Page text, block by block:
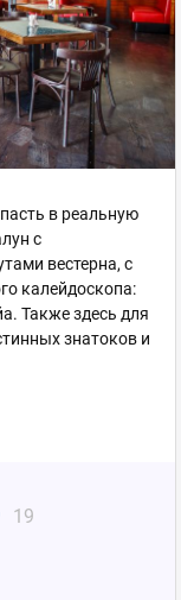
в реальную
с
вестерна, с
калейдоскопа:
Также здесь для
знатоков и
19